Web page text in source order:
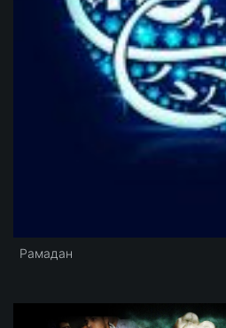
Рамадан